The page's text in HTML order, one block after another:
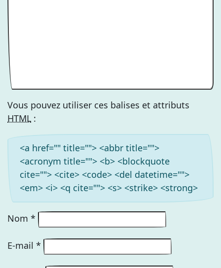
Vous pouvez utiliser ces balises et attributs
HTML :
<a href="" title=""> <abbr title="">
<acronym title=""> <b> <blockquote
cite=""> <cite> <code> <del datetime="">
<em> <i> <q cite=""> <s> <strike> <strong>
Nom *
E-mail *